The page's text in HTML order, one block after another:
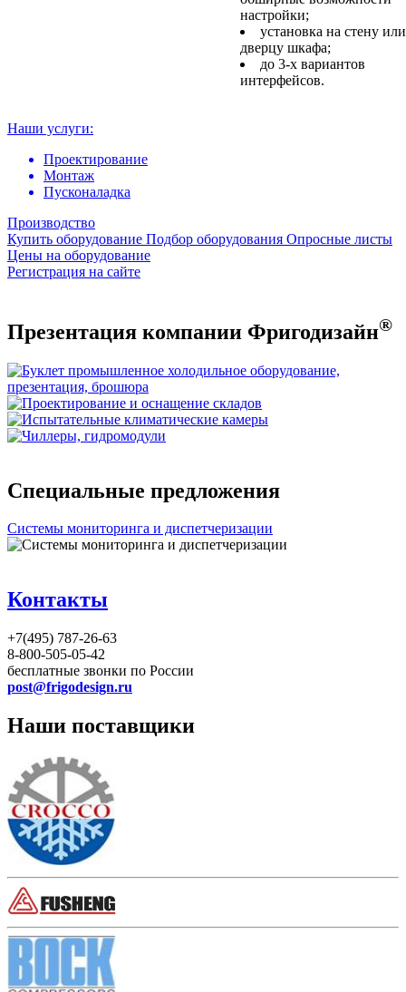
настройки;
установка на стену или
дверцу шкафа;
до 3-х вариантов
интерфейсов.
Наши услуги:
Проектирование
Монтаж
Пусконаладка
Производство
Купить оборудование Подбор оборудования Опросные листы
Цены на оборудование
Регистрация на сайте
Презентация компании Фригодизайн®
Специальные предложения
Системы мониторинга и диспетчеризации
Контакты
+7(495) 787-26-63
8-800-505-05-42
бесплатные звонки по России
post@frigodesign.ru
Наши поставщики